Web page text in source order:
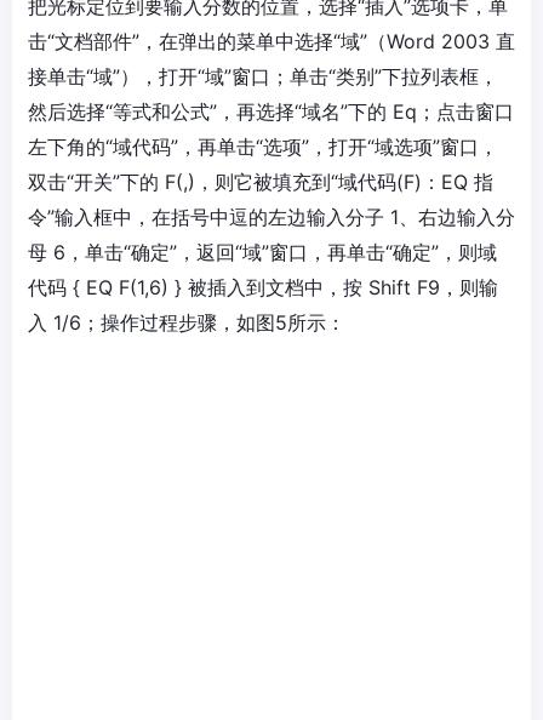
把光标定位到要输入分数的位置，选择“插入”选项卡，单
击“文档部件”，在弹出的菜单中选择“域”（Word 2003 直
接单击“域”），打开“域”窗口；单击“类别”下拉列表框，
然后选择“等式和公式”，再选择“域名”下的 Eq；点击窗口
左下角的“域代码”，再单击“选项”，打开“域选项”窗口，
双击“开关”下的 F(,)，则它被填充到“域代码(F)：EQ 指
令”输入框中，在括号中逗的左边输入分子 1、右边输入分
母 6，单击“确定”，返回“域”窗口，再单击“确定”，则域
代码 { EQ F(1,6) } 被插入到文档中，按 Shift F9，则输
入 1/6；操作过程步骤，如图5所示：